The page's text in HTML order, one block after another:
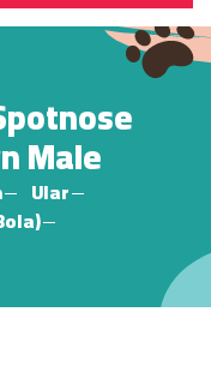
Male
Ular